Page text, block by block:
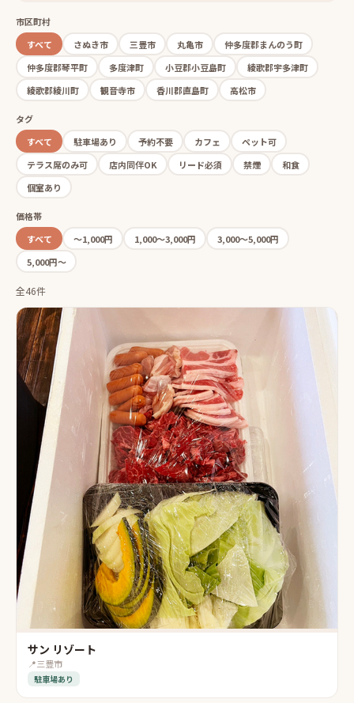
市区町村
すべて
さぬき市 三豊市 丸亀市
仲多度郡まんのう町
仲多度郡琴平町
多度津町 小豆郡小豆島町
綾歌郡宇多津町
綾歌郡綾川町
観音寺市 香川郡直島町 高松市
タグ
すべて
駐車場あり 予約不要 カフェ
ペット可
テラス席のみ可
店内同伴OK リード必須 禁煙
和食
個室あり
価格帯
すべて
〜1,000円 1,000〜3,000円
3,000〜5,000円
5,000円〜
全46件
サン リゾート
📍三豊市
駐車場あり